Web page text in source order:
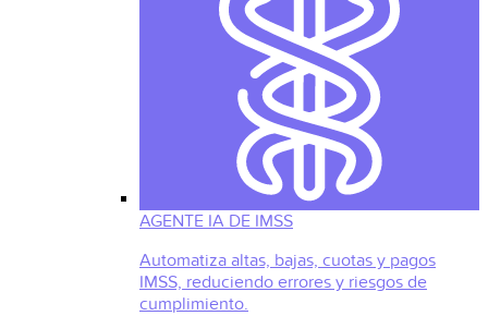
AGENTE IA DE IMSS
Automatiza altas, bajas, cuotas y pagos
IMSS, reduciendo errores y riesgos de
cumplimiento.